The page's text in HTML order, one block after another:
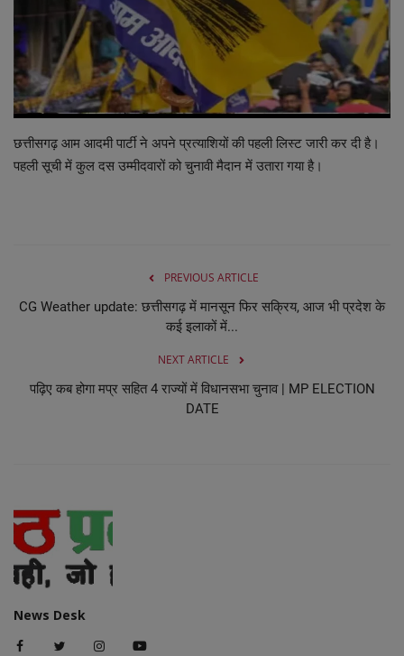
व्यापार
शिक्षा एवं रोजगार
धर्म एवं ज्योतिष
छत्तीसगढ़ आम आदमी पार्टी ने अपने प्रत्याशियों की पहली लिस्ट जारी कर दी है।
पहली सूची में कुल दस उम्मीदवारों को चुनावी मैदान में उतारा गया है।
PREVIOUS ARTICLE
CG Weather update: छत्तीसगढ़ में मानसून फिर सक्रिय, आज भी प्रदेश के
कई इलाकों में...
NEXT ARTICLE
पढ़िए कब होगा मप्र सहित 4 राज्यों में विधानसभा चुनाव | MP ELECTION
DATE
News Desk